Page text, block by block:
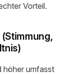
Vorteil.
höher umfasst